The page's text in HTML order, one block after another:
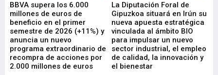
BBVA supera los 6.000
millones de euros de
beneficio en el primer
semestre de 2026 (+11%) y
anuncia un nuevo
programa extraordinario de
recompra de acciones por
2.000 millones de euros
La Diputación Foral de
Gipuzkoa situará en Irún su
nueva apuesta estratégica
vinculada al ámbito BIO
para impulsar un nuevo
sector industrial, el empleo
de calidad, la innovación y
el bienestar